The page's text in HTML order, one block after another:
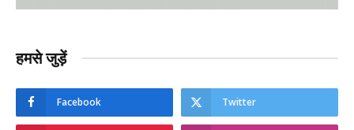
हमसे जुड़ें
Facebook Twitter